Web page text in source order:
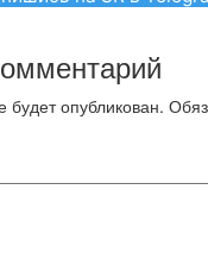
опубликован.